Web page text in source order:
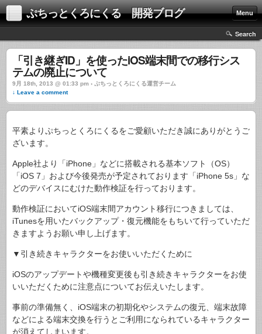
ぷちっとくろにくる 開発ブログ Menu
Search
「引き継ぎID」を使ったiOS端末間での移行シス
テムの廃止について
9月 18th, 2013 @ 01:33 pm › ぷちっとくろにくる運営チーム
↓ Leave a comment
平素よりぷちっとくろにくるをご愛顧いただき誠にありがとうご
ざいます。
Apple社より「iPhone」などに搭載される基本ソフト（OS）
「iOS 7」および今後発売が予定されております「iPhone 5s」な
どのデバイスにむけた動作検証を行っております。
動作検証においてiOS端末間アカウント移行につきましては、
iTunesを用いたバックアップ・復元機能をもちいて行っていただ
きますようお願い申し上げます。
▼引き続きキャラクターをお使いいただくために
iOSのアップデートや機種変更後も引き続きキャラクターをお使
いいただくために注意点についてお伝えいたします。
事前の準備無く、iOS端末の初期化やシステムの復元、端末故障
などによる端末交換を行うとご利用になられているキャラクター
が消えてしまいます。